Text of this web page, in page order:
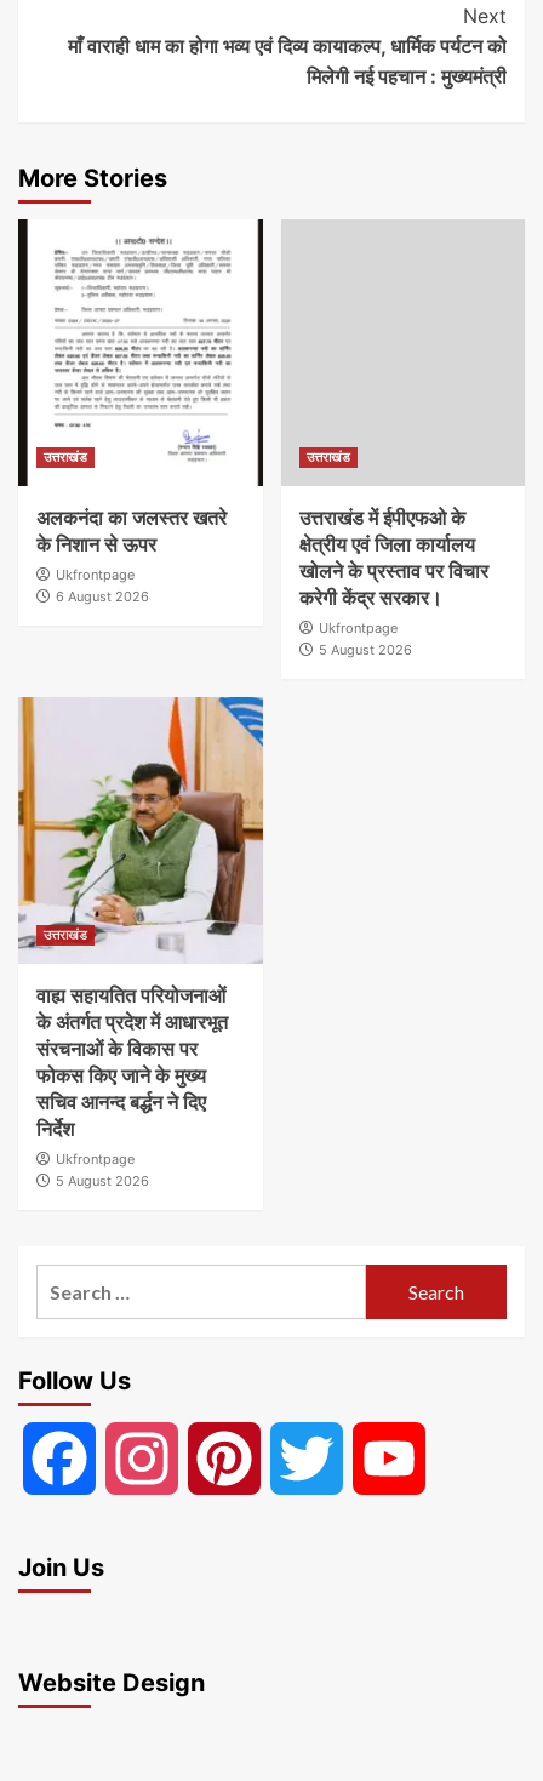
Next
माँ वाराही धाम का होगा भव्य एवं दिव्य कायाकल्प, धार्मिक पर्यटन को
मिलेगी नई पहचान : मुख्यमंत्री
More Stories
उत्तराखंड
अलकनंदा का जलस्तर खतरे
के निशान से ऊपर
Ukfrontpage
6 August 2026
उत्तराखंड
उत्तराखंड में ईपीएफओ के
क्षेत्रीय एवं जिला कार्यालय
खोलने के प्रस्ताव पर विचार
करेगी केंद्र सरकार।
Ukfrontpage
5 August 2026
उत्तराखंड
वाह्य सहायतित परियोजनाओं
के अंतर्गत प्रदेश में आधारभूत
संरचनाओं के विकास पर
फोकस किए जाने के मुख्य
सचिव आनन्द बर्द्धन ने दिए
निर्देश
Ukfrontpage
5 August 2026
Follow Us
Facebook Instagram Pinterest Twitter
Join Us
Website Design